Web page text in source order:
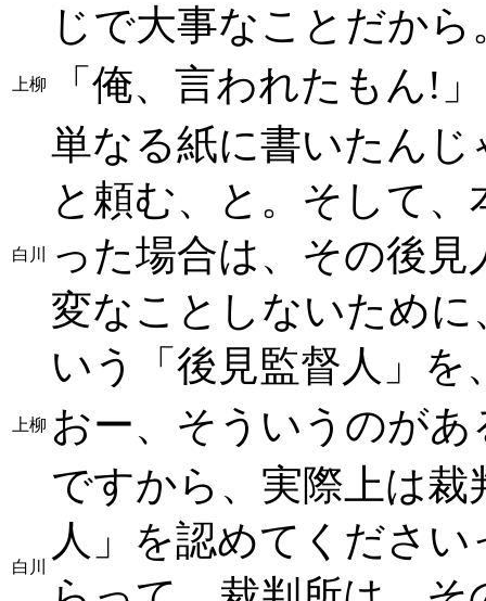
じで大事なことだから
上柳 「俺、言われたもん!
白川
単なる紙に書いたん
と頼む、と。そして
った場合は、その後
変なことしないため
いう「後見監督人」
上柳 おー、そういうのが
白川
ですから、実際上は
人」を認めてくださ